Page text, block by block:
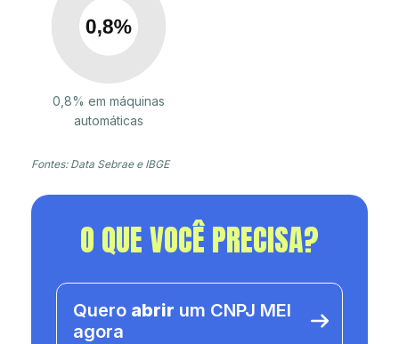
0,8% em máquinas
automáticas
Fontes: Data Sebrae e IBGE
O QUE VOCÊ PRECISA?
Quero abrir um CNPJ MEI
agora